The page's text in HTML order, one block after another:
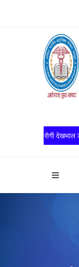
रोगी देखभाल